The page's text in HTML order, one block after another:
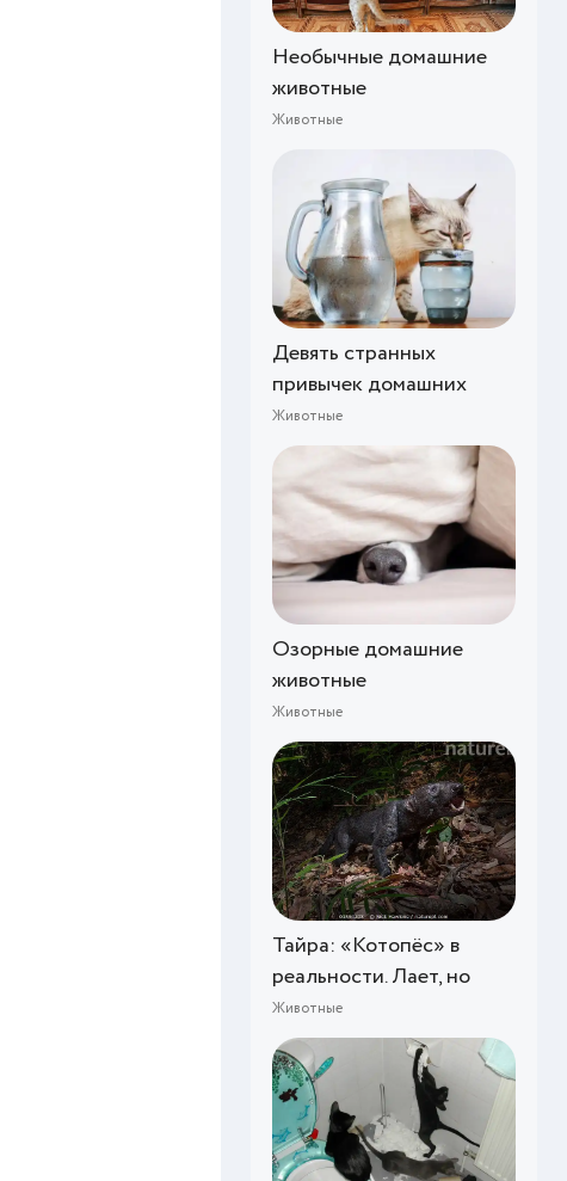
Необычные домашние
животные
Животные
Девять странных
привычек домашних
Животные
Озорные домашние
животные
Животные
Тайра: «Котопёс» в
реальности. Лает, но
Животные